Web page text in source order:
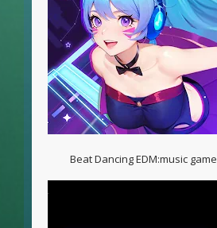
Beat Dancing EDM:music game